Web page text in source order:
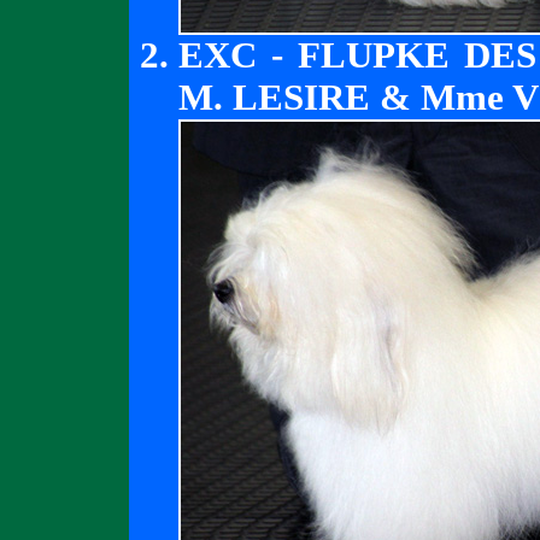
EXC - FLUPKE
M. LESIRE & Mme